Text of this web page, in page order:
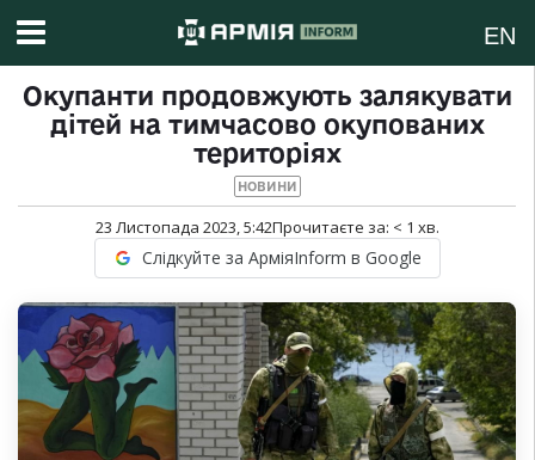
EN
Окупанти продовжують залякувати
дітей на тимчасово окупованих
територіях
НОВИНИ
23 Листопада 2023, 5:42Прочитаєте за: < 1 хв.
Слідкуйте за АрміяInform в Google